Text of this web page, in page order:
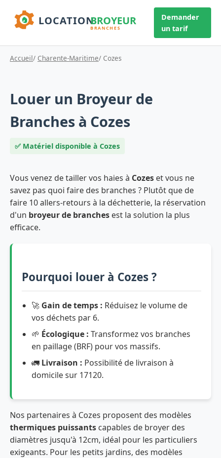
Demander
un tarif
Accueil/ Charente-Maritime/ Cozes
Louer un Broyeur de
Branches à Cozes
✅ Matériel disponible à Cozes
Vous venez de tailler vos haies à Cozes et vous ne
savez pas quoi faire des branches ? Plutôt que de
faire 10 allers-retours à la déchetterie, la réservation
d'un broyeur de branches est la solution la plus
efficace.
Pourquoi louer à Cozes ?
🚀 Gain de temps : Réduisez le volume de
vos déchets par 6.
🌱 Écologique : Transformez vos branches
en paillage (BRF) pour vos massifs.
🚛 Livraison : Possibilité de livraison à
domicile sur 17120.
Nos partenaires à Cozes proposent des modèles
thermiques puissants capables de broyer des
diamètres jusqu'à 12cm, idéal pour les particuliers
exigeants. Pour les petits jardins, des modèles